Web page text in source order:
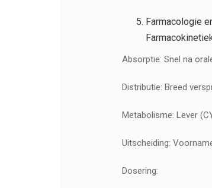
Farmacologie
Absorptie: Snel na
Distributie: Breed
Metabolisme: Lever
Uitscheiding:
Dosering: